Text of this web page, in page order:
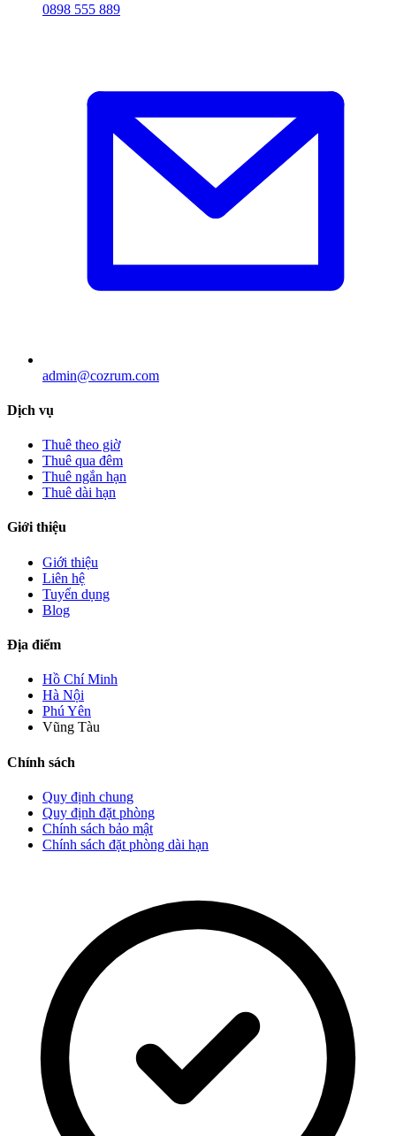
0898 555 889
admin@cozrum.com
Dịch vụ
Thuê theo giờ
Thuê qua đêm
Thuê ngắn hạn
Thuê dài hạn
Giới thiệu
Giới thiệu
Liên hệ
Tuyển dụng
Blog
Địa điểm
Hồ Chí Minh
Hà Nội
Phú Yên
Vũng Tàu
Chính sách
Quy định chung
Quy định đặt phòng
Chính sách bảo mật
Chính sách đặt phòng dài hạn